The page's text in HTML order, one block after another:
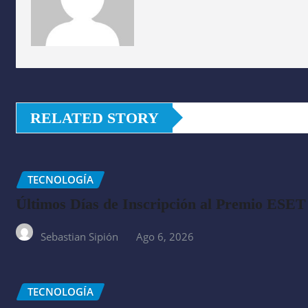
RELATED STORY
TECNOLOGÍA
Últimos Días de Inscripción al Premio
Sebastian Sipión Ago 6, 2026
TECNOLOGÍA